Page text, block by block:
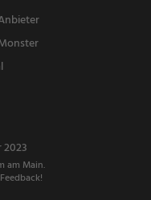
am Main.